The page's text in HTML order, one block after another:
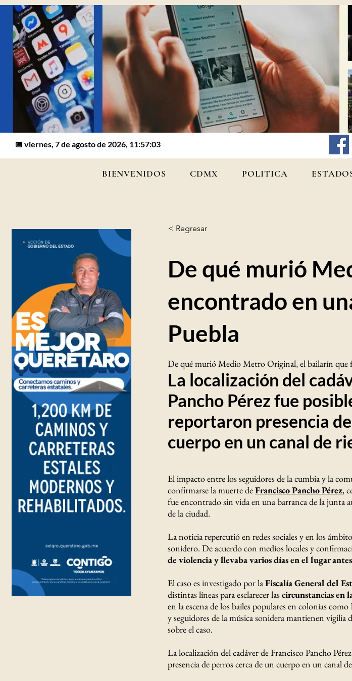
📅 viernes, 7 de agosto de 2026, 11:57:03
BIENVENIDOS CDMX POLITICA
< Regresar
De qué murió
encontrado en
Puebla
De qué murió Medio Metro Original, el bailarín que
La localización del
Pancho Pérez fue
reportaron presencia
cuerpo en un canal de
El impacto entre los seguidores de la cumbia y la
confirmarse la muerte deFrancisco Pancho Pérez,
fue encontrado sin vida en una barranca de la junta
de la ciudad.
La noticia repercutió en redes sociales y en los
sonidero. De acuerdo con medios locales y
de violencia y llevaba varios días en el lugar
El caso es investigado por laFiscalía General del
distintas líneas para esclarecer lascircunstancias en
en la escena de los bailes populares en colonias
y seguidores de la música sonidera mantienen vigilia
sobre el caso.
La localización del cadáver de Francisco Pancho
presencia de perros cerca de un cuerpo en un canal